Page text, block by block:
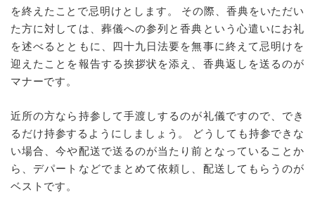
を終えたことで忌明けとします。 その際、香典をいただい
た方に対しては、葬儀への参列と香典という心遣いにお礼
を述べるとともに、四十九日法要を無事に終えて忌明けを
迎えたことを報告する挨拶状を添え、香典返しを送るのが
マナーです。
近所の方なら持参して手渡しするのが礼儀ですので、でき
るだけ持参するようにしましょう。 どうしても持参できな
い場合、今や配送で送るのが当たり前となっていることか
ら、デパートなどでまとめて依頼し、配送してもらうのが
ベストです。